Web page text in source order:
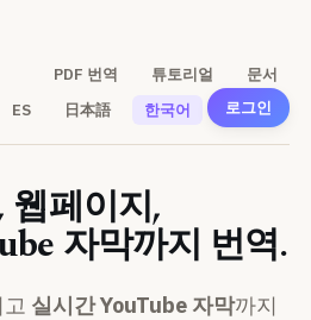
PDF 번역 튜토리얼
문서
ES 日本語 한국어 로그인
웹페이지,
자막까지 번역.
실시간 YouTube 자막까지